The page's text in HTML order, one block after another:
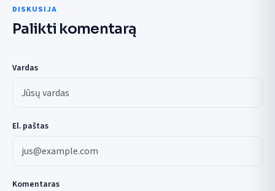
DISKUSIJA
Palikti komentarą
Vardas
El. paštas
Komentaras